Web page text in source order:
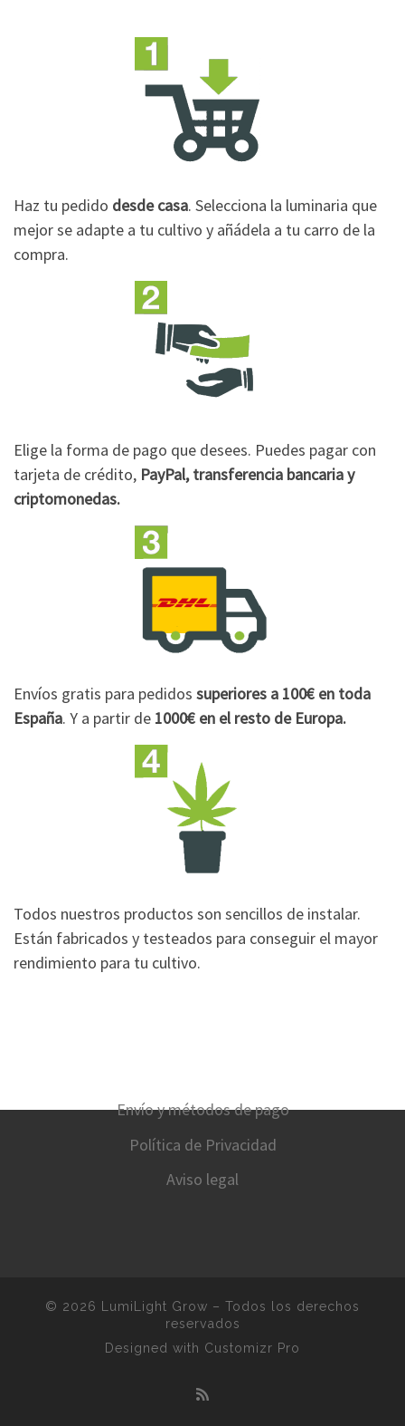
Haz tu pedido desde casa. Selecciona la luminaria que
mejor se adapte a tu cultivo y añádela a tu carro de la
compra.
Elige la forma de pago que desees. Puedes pagar con
tarjeta de crédito, PayPal, transferencia bancaria y
criptomonedas.
Envíos gratis para pedidos superiores a 100€ en toda
España. Y a partir de 1000€ en el resto de Europa.
Todos nuestros productos son sencillos de instalar.
Están fabricados y testeados para conseguir el mayor
rendimiento para tu cultivo.
Envío y métodos de pago
Política de Privacidad
Aviso legal
© 2026 LumiLight Grow – Todos los derechos
reservados
Designed with Customizr Pro